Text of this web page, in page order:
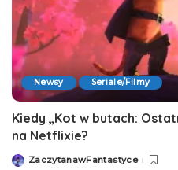
Newsy Seriale/Filmy
Kiedy „Kot w butach:
na Netflixie?
PostedZaczytanawFantastyce